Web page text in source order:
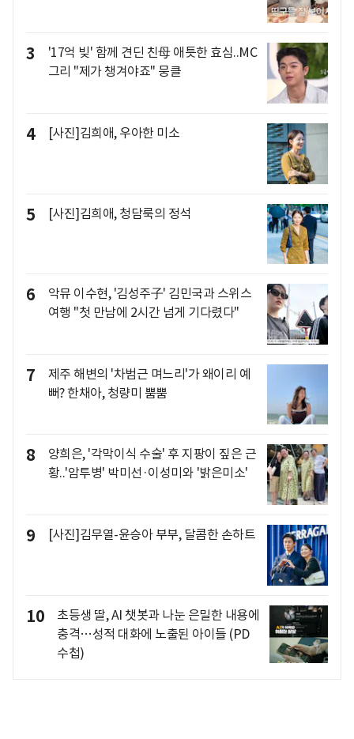
3
'17억 빚' 함께 견딘 친母 애틋한 효심..MC
그리 "제가 챙겨야죠" 뭉클
4 [사진]김희애, 우아한 미소
5 [사진]김희애, 청담룩의 정석
6
악뮤 이수현, '김성주子' 김민국과 스위스
여행 "첫 만남에 2시간 넘게 기다렸다"
7
제주 해변의 '차범근 며느리'가 왜이리 예
뻐? 한채아, 청량미 뿜뿜
8
양희은, '각막이식 수술' 후 지팡이 짚은 근
황..'암투병' 박미선·이성미와 '밝은미소'
9 [사진]김무열-윤승아 부부, 달콤한 손하트
10
초등생 딸, AI 챗봇과 나눈 은밀한 내용에
충격…성적 대화에 노출된 아이들 (PD
수첩)